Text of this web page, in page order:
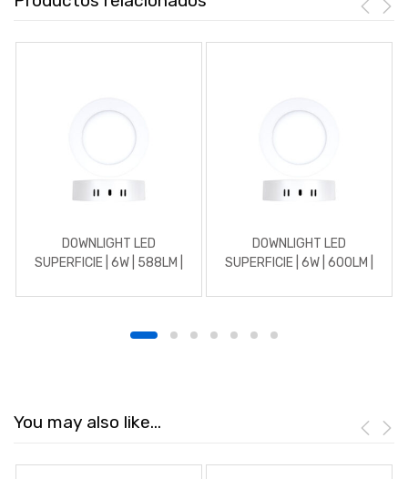
DOWNLIGHT LED
SUPERFICIE | 6W | 588LM |
BLANCO
DOWNLIGHT LED
SUPERFICIE | 6W | 600LM |
You may also like…